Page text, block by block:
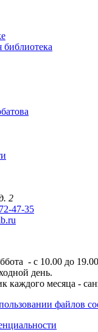
библиотека
2
47-35
- с 10.00 до 19.00
день.
каждого месяца -
файлов